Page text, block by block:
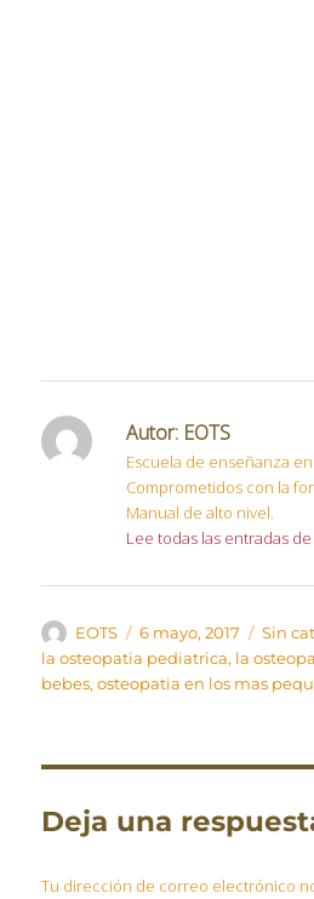
Autor: EOTS
Escuela de enseñanza
Comprometidos con la
Manual de alto nivel.
Lee todas las entradas de
Autor
EOTS
Publicado
el
6 mayo, 2017 Sin
la osteopatia pediatrica, la
bebes,osteopatia en los mas
Deja una
Tu dirección de correo electrónico